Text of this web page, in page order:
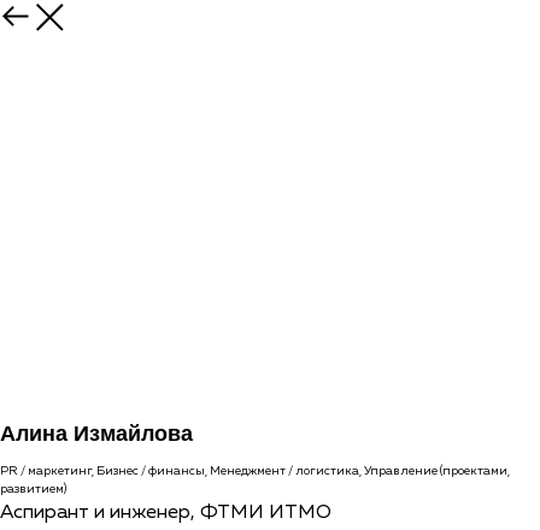
Алина Измайлова
PR / маркетинг, Бизнес / финансы, Менеджмент / логистика, Управление (проектами,
развитием)
Аспирант и инженер, ФТМИ ИТМО